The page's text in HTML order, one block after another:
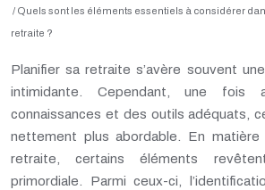
/ Quels sont les éléments essentiels à considérer
retraite ?
Planifier sa retraite s’avère souvent
intimidante. Cependant, une fois
connaissances et des outils adéquats,
nettement plus abordable. En
retraite, certains éléments
primordiale. Parmi ceux-ci,